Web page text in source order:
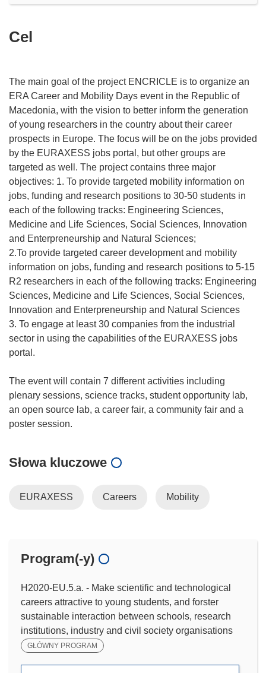
Cel
The main goal of the project ENCRICLE is to organize an
ERA Career and Mobility Days event in the Republic of
Macedonia, with the vision to better inform the generation
of young researchers in the country about their career
prospects in Europe. The focus will be on the jobs provided
by the EURAXESS jobs portal, but other groups are
targeted as well. The project contains three major
objectives: 1. To provide targeted mobility information on
jobs, funding and research positions to 30-50 students in
each of the following tracks: Engineering Sciences,
Medicine and Life Sciences, Social Sciences, Innovation
and Enterpreneurship and Natural Sciences;
2.To provide targeted career development and mobility
information on jobs, funding and research positions to 5-15
R2 researchers in each of the following tracks: Engineering
Sciences, Medicine and Life Sciences, Social Sciences,
Innovation and Enterpreneurship and Natural Sciences
3. To engage at least 30 companies from the industrial
sector in using the capabilities of the EURAXESS jobs
portal.
The event will contain 7 different activities including
plenary sessions, science tracks, student opportunity lab,
an open source lab, a career fair, a community fair and a
Słowa kluczowe
EURAXESS Careers Mobility
Program(-y)
H2020-EU.5.a. - Make scientific and technological
careers attractive to young students, and forster
sustainable interaction between schools, research
institutions, industry and civil society organisations
GŁÓWNY PROGRAM